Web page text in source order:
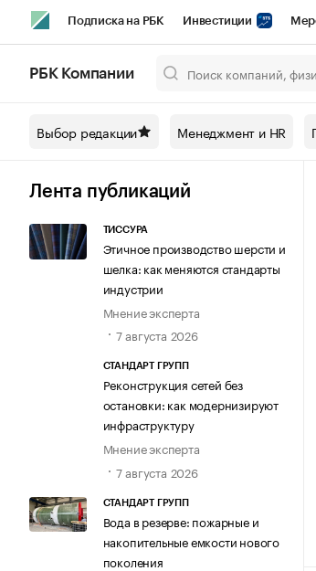
Подписка на РБК Инвестиции
Спецпроекты СПб Конференции СПб
Технологии и медиа Рынок
РБК Компании
Выбор редакции Менеджмент и HR
Лента публикаций
ТИССУРА
Этичное производство шерсти и
шелка: как меняются стандарты
индустрии
Мнение эксперта
7 августа 2026
СТАНДАРТ ГРУПП
Реконструкция сетей без
остановки: как модернизируют
инфраструктуру
Мнение эксперта
7 августа 2026
СТАНДАРТ ГРУПП
Вода в резерве: пожарные и
накопительные емкости нового
поколения